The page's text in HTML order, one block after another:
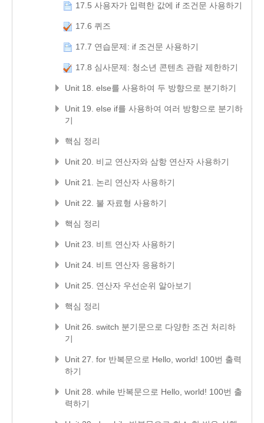
17.5 사용자가 입력한 값에 if 조건문 사용하기
17.6 퀴즈
17.7 연습문제: if 조건문 사용하기
17.8 심사문제: 청소년 콘텐츠 관람 제한하기
Unit 18. else를 사용하여 두 방향으로 분기하기
Unit 19. else if를 사용하여 여러 방향으로 분기하
기
핵심 정리
Unit 20. 비교 연산자와 삼항 연산자 사용하기
Unit 21. 논리 연산자 사용하기
Unit 22. 불 자료형 사용하기
핵심 정리
Unit 23. 비트 연산자 사용하기
Unit 24. 비트 연산자 응용하기
Unit 25. 연산자 우선순위 알아보기
핵심 정리
Unit 26. switch 분기문으로 다양한 조건 처리하
기
Unit 27. for 반복문으로 Hello, world! 100번 출력
하기
Unit 28. while 반복문으로 Hello, world! 100번 출
력하기